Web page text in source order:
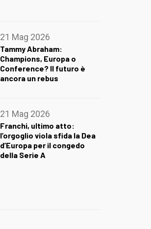
21 Mag 2026
Tammy Abraham:
Champions, Europa o
Conference? Il futuro è
ancora un rebus
21 Mag 2026
Franchi, ultimo atto:
l’orgoglio viola sfida la Dea
d’Europa per il congedo
della Serie A